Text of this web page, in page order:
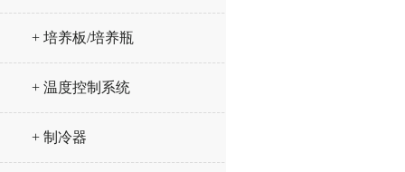
+ 培养板/培养瓶
+ 温度控制系统
+ 制冷器